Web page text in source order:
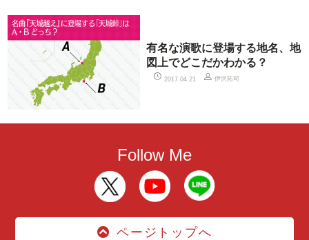
有名な演歌に登場する地名、地
図上でどこだかわかる？
2017.04.21 伊沢拓司
Follow Me
ページトップへ